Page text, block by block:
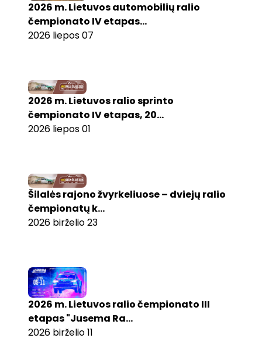
2026 m. Lietuvos automobilių ralio
čempionato IV etapas...
2026 liepos 07
2026 m. Lietuvos ralio sprinto
čempionato IV etapas, 20...
2026 liepos 01
Šilalės rajono žvyrkeliuose – dviejų ralio
čempionatų k...
2026 birželio 23
2026 m. Lietuvos ralio čempionato III
etapas "Jusema Ra...
2026 birželio 11